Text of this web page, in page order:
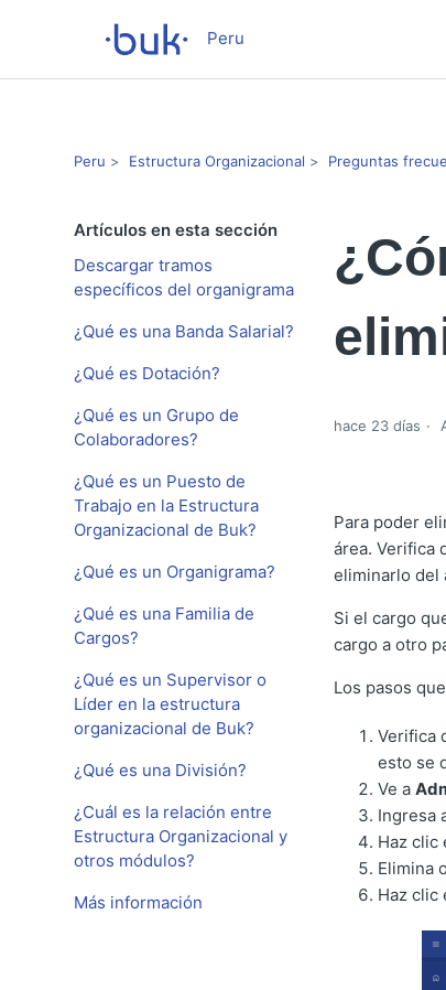
Peru
Peru Estructura Organizacional Preguntas
Artículos en esta sección
Descargar tramos
específicos del organigrama
¿Qué es una Banda Salarial?
¿Qué es Dotación?
¿Qué es un Grupo de
Colaboradores?
¿Qué es un Puesto de
Trabajo en la Estructura
Organizacional de Buk?
¿Qué es un Organigrama?
¿Qué es una Familia de
Cargos?
¿Qué es un Supervisor o
Líder en la estructura
organizacional de Buk?
¿Qué es una División?
¿Cuál es la relación entre
Estructura Organizacional y
otros módulos?
Más información
hace 23 días
Para poder
área. Verifica
eliminarlo del
Si el cargo
cargo a otro
Los pasos
Verifica
esto se
Ve a
Ingresa
Haz clic
Elimina
Haz clic